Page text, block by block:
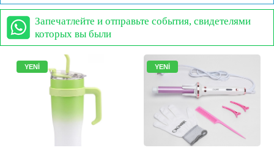
Запечатлейте и отправьте события, свидетелями
которых вы были